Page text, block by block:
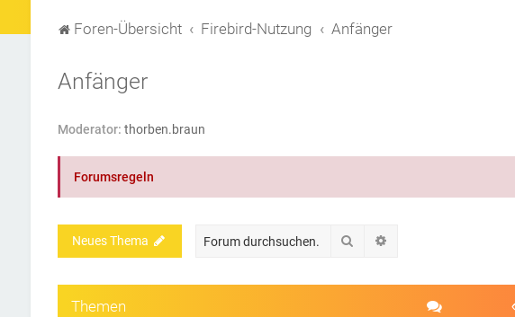
Foren-Übersicht Firebird-Nutzung Anfänger
Anfänger
Moderator: thorben.braun
Forumsregeln
Neues Thema Suche
Themen